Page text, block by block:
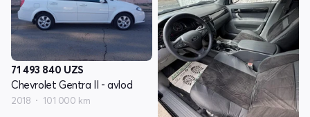
71 493 840 UZS
Chevrolet Gentra II - avlod
2018 101 000 km